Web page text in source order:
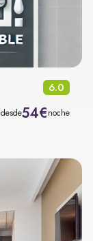
6.0
desde54€noche